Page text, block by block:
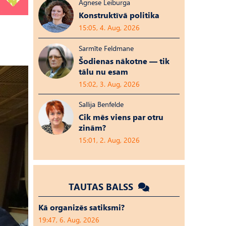
Agnese Leiburga
Konstruktīvā politika
15:05, 4. Aug, 2026
Sarmīte Feldmane
Šodienas nākotne — tik
tālu nu esam
15:02, 3. Aug, 2026
Sallija Benfelde
Cik mēs viens par otru
zinām?
15:01, 2. Aug, 2026
TAUTAS BALSS
Kā organizēs satiksmi?
19:47, 6. Aug, 2026